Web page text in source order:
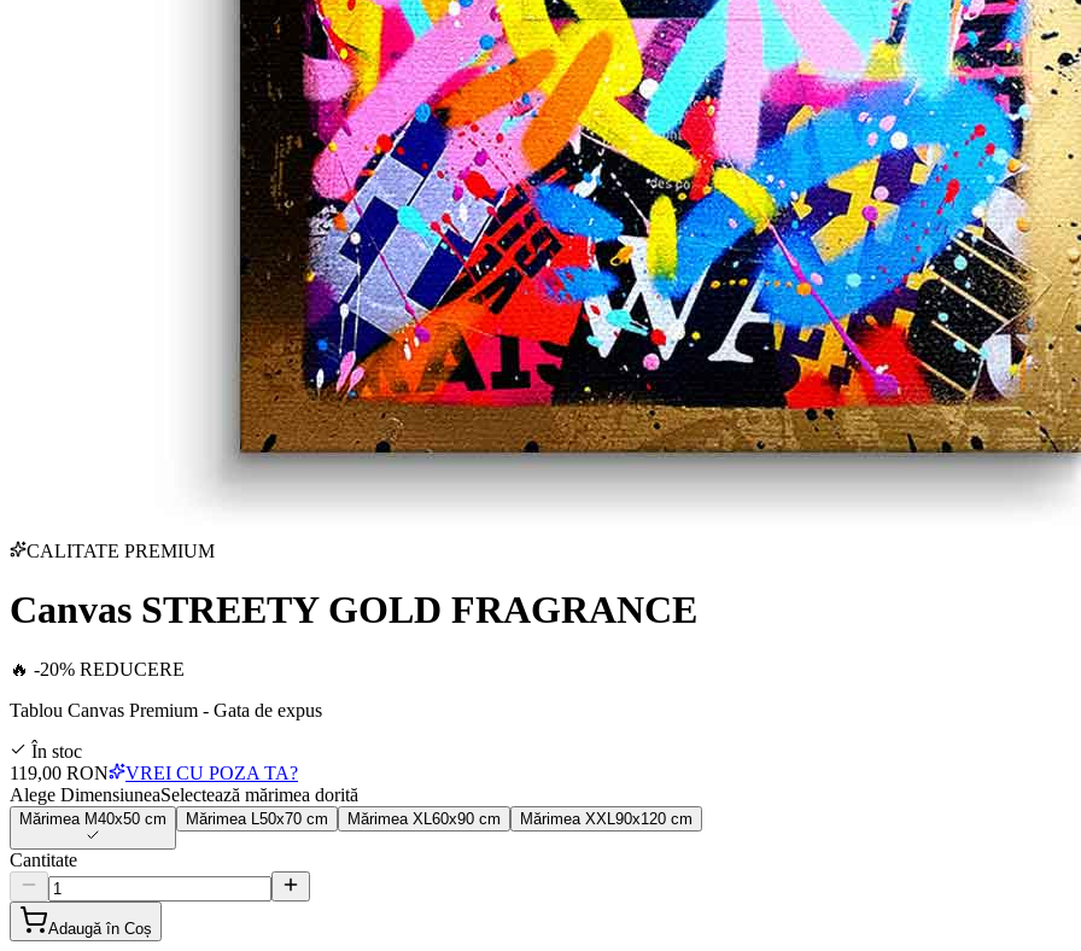
CALITATE PREMIUM
Canvas STREETY GOLD FRAGRANCE
🔥 -20% REDUCERE
Tablou Canvas Premium - Gata de expus
În stoc
119,00 RON
VREI CU POZA TA?
Alege DimensiuneaSelectează mărimea dorită
Mărimea M40x50 cm Mărimea 50x70 cm Mărimea XL 60x90 cm Mărimea XXL 90x120 cm
Cantitate
Adaugă în Coș